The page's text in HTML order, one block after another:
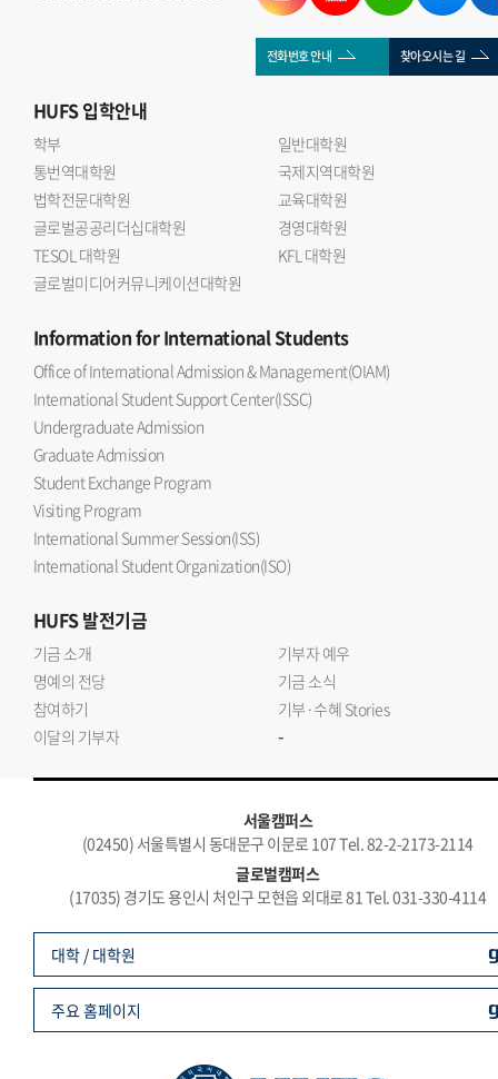
전화번호 안내 찾아오시는 길
HUFS입학안내
학부
일반대학원
통번역대학원
국제지역대학원
법학전문대학원
교육대학원
글로벌공공리더십대학원
경영대학원
TESOL 대학원
KFL 대학원
글로벌미디어커뮤니케이션대학원
Informationfor International Students
Office of International Admission & Management(OIAM)
International Student Support Center(ISSC)
Undergraduate Admission
Graduate Admission
Student Exchange Program
Visiting Program
International Summer Session(ISS)
International Student Organization(ISO)
HUFS발전기금
기금 소개
기부자 예우
명예의 전당
기금 소식
참여하기
기부·수혜 Stories
이달의 기부자
-
서울캠퍼스
(02450) 서울특별시 동대문구 이문로 107 Tel. 82-2-2173-2114
글로벌캠퍼스
(17035) 경기도 용인시 처인구 모현읍 외대로 81 Tel. 031-330-4114
대학 / 대학원
주요 홈페이지